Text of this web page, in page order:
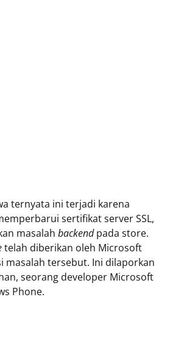
ternyata ini terjadi karena
sertifikat server SSL,
masalah backendpada store.
telah diberikan oleh Microsoft
masalah tersebut. Ini dilaporkan
seorang developer Microsoft
Phone.